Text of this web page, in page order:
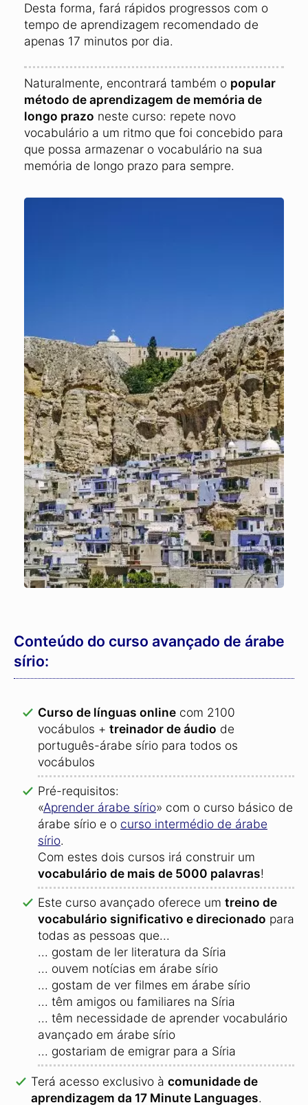
Desta forma, fará rápidos progressos com o
tempo de aprendizagem recomendado de
apenas 17 minutos por dia.
Naturalmente, encontrará também o popular
método de aprendizagem de memória de
longo prazo neste curso: repete novo
vocabulário a um ritmo que foi concebido para
que possa armazenar o vocabulário na sua
memória de longo prazo para sempre.
Conteúdo do curso avançado de árabe
sírio:
Curso de línguas online com 2100
vocábulos + treinador de áudio de
português-árabe sírio para todos os
vocábulos
Pré-requisitos:
«Aprender árabe sírio» com o curso básico de
árabe sírio e o curso intermédio de árabe
sírio.
Com estes dois cursos irá construir um
vocabulário de mais de 5000 palavras!
Este curso avançado oferece um treino de
vocabulário significativo e direcionado para
todas as pessoas que...
... gostam de ler literatura da Síria
... ouvem notícias em árabe sírio
... gostam de ver filmes em árabe sírio
... têm amigos ou familiares na Síria
... têm necessidade de aprender vocabulário
avançado em árabe sírio
... gostariam de emigrar para a Síria
Terá acesso exclusivo à comunidade de
aprendizagem da 17 Minute Languages.